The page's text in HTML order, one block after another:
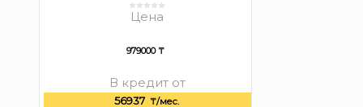
Цена
979000 ₸
В кредит от
56937 ₸/мес.